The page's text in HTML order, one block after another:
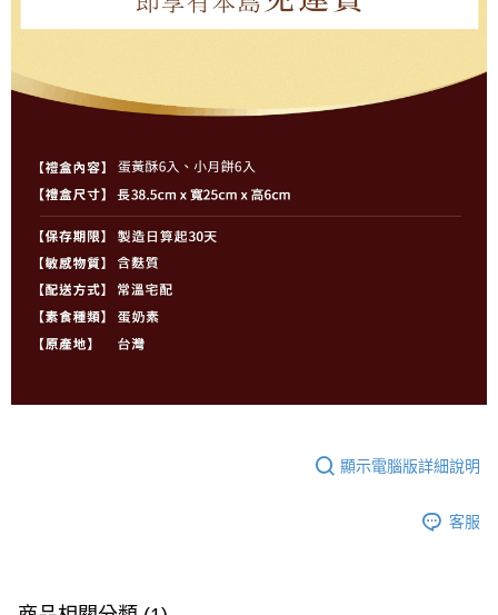
顯示電腦版詳細說明
客服